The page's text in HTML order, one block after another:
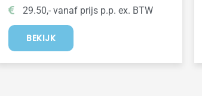
29.50,- vanaf prijs p.p. ex. BTW
BEKIJK